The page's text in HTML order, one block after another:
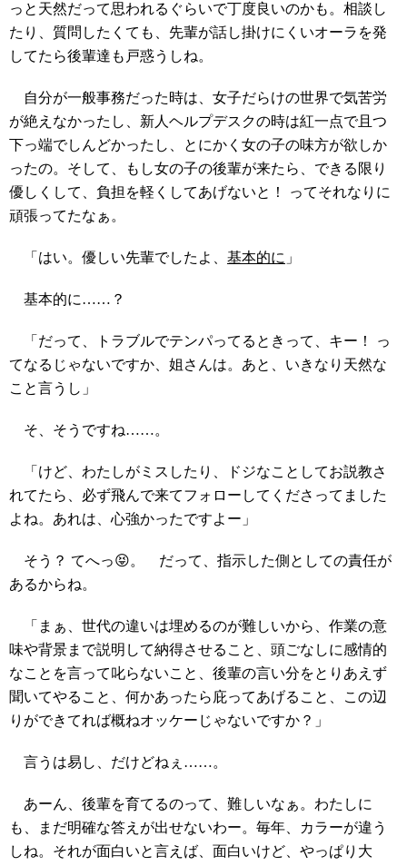
っと天然だって思われるぐらいで丁度良いのかも。相談し
たり、質問したくても、先輩が話し掛けにくいオーラを発
してたら後輩達も戸惑うしね。
自分が一般事務だった時は、女子だらけの世界で気苦労
が絶えなかったし、新人ヘルプデスクの時は紅一点で且つ
下っ端でしんどかったし、とにかく女の子の味方が欲しか
ったの。そして、もし女の子の後輩が来たら、できる限り
優しくして、負担を軽くしてあげないと！ ってそれなりに
頑張ってたなぁ。
「はい。優しい先輩でしたよ、 基本的に 」
基本的に……？
「だって、トラブルでテンパってるときって、キー！ っ
てなるじゃないですか、姐さんは。あと、いきなり天然な
こと言うし」
そ、そうですね……。
「けど、わたしがミスしたり、ドジなことしてお説教さ
れてたら、必ず飛んで来てフォローしてくださってました
よね。あれは、心強かったですよー」
そう？ てへっ😝。 だって、指示した側としての責任が
あるからね。
「まぁ、世代の違いは埋めるのが難しいから、作業の意
味や背景まで説明して納得させること、頭ごなしに感情的
なことを言って叱らないこと、後輩の言い分をとりあえず
聞いてやること、何かあったら庇ってあげること、この辺
りができてれば概ねオッケーじゃないですか？」
言うは易し、だけどねぇ……。
あーん、後輩を育てるのって、難しいなぁ。わたしに
も、まだ明確な答えが出せないわー。毎年、カラーが違う
しね。それが面白いと言えば、面白いけど、やっぱり大